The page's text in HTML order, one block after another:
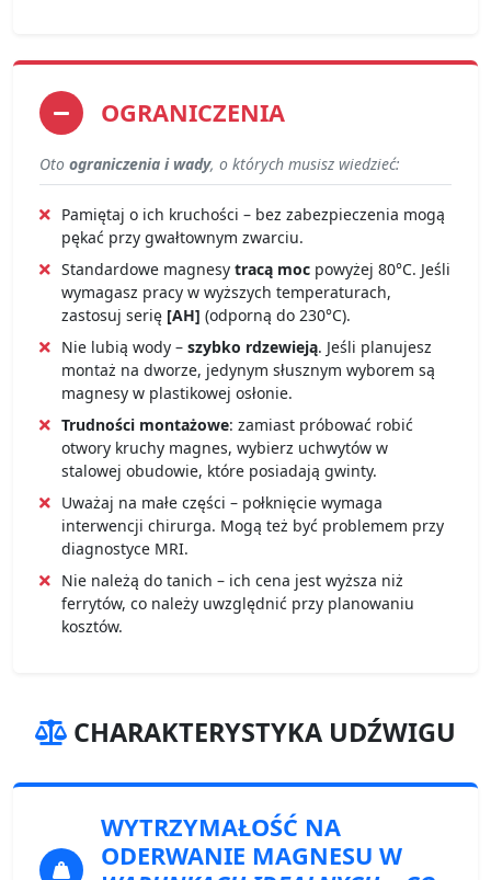
OGRANICZENIA
Oto ograniczenia i wady, o których musisz wiedzieć:
Pamiętaj o ich kruchości – bez zabezpieczenia mogą
pękać przy gwałtownym zwarciu.
Standardowe magnesy tracą moc powyżej 80°C. Jeśli
wymagasz pracy w wyższych temperaturach,
zastosuj serię [AH] (odporną do 230°C).
Nie lubią wody – szybko rdzewieją. Jeśli planujesz
montaż na dworze, jedynym słusznym wyborem są
magnesy w plastikowej osłonie.
Trudności montażowe: zamiast próbować robić
otwory kruchy magnes, wybierz uchwytów w
stalowej obudowie, które posiadają gwinty.
Uważaj na małe części – połknięcie wymaga
interwencji chirurga. Mogą też być problemem przy
diagnostyce MRI.
Nie należą do tanich – ich cena jest wyższa niż
ferrytów, co należy uwzględnić przy planowaniu
kosztów.
CHARAKTERYSTYKA UDŹWIGU
WYTRZYMAŁOŚĆ NA
ODERWANIE MAGNESU W